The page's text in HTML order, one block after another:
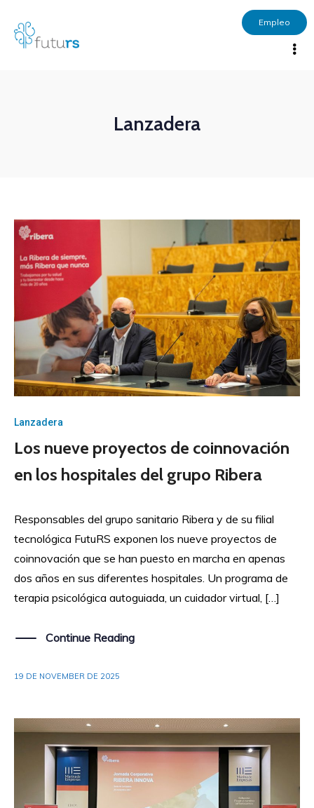
Empleo
Lanzadera
Lanzadera
Los nueve proyectos de coinnovación
en los hospitales del grupo Ribera
Responsables del grupo sanitario Ribera y de su filial
tecnológica FutuRS exponen los nueve proyectos de
coinnovación que se han puesto en marcha en apenas
dos años en sus diferentes hospitales. Un programa de
terapia psicológica autoguiada, un cuidador virtual, […]
Continue Reading
19 DE NOVEMBER DE 2025